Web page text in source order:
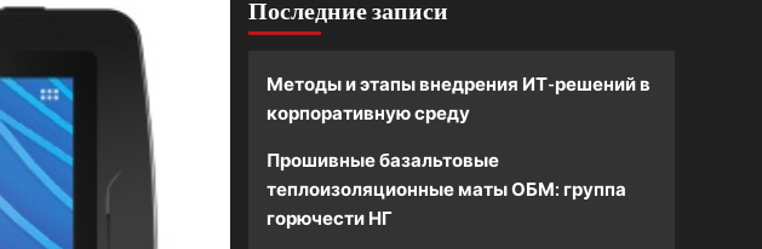
Последние записи
Методы и этапы внедрения ИТ-решений в
корпоративную среду
Прошивные базальтовые
теплоизоляционные маты ОБМ: группа
горючести НГ